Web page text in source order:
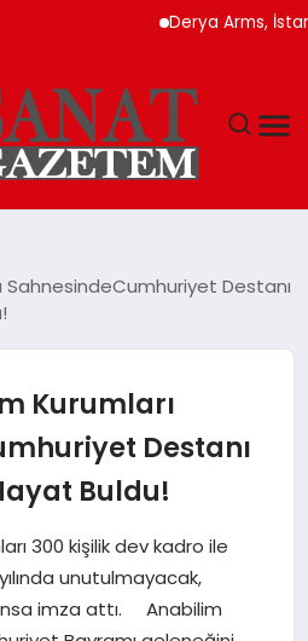
Derya Arms, İstanbul
SahnesindeCumhuriyet Destanı
Kurumları
Destanı
Buldu!
300 kişilik dev kadro ile
unutulmayacak,
imza attı. Anabilim